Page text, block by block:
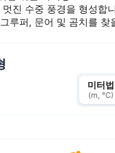
진 수중 풍경을 형성합
루퍼, 문어 및 곰치를 찾
미터법
(m, °C)